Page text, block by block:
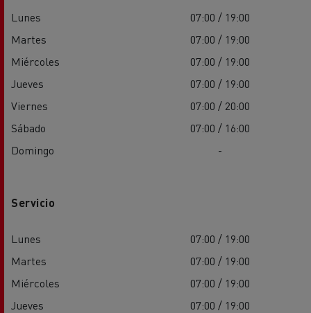
Lunes
07:00 / 19:00
Martes
07:00 / 19:00
Miércoles
07:00 / 19:00
Jueves
07:00 / 19:00
Viernes
07:00 / 20:00
Sábado
07:00 / 16:00
Domingo
-
Servicio
Lunes
07:00 / 19:00
Martes
07:00 / 19:00
Miércoles
07:00 / 19:00
Jueves
07:00 / 19:00